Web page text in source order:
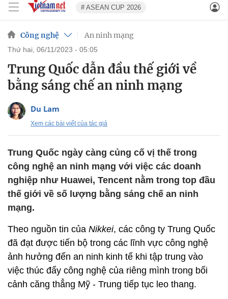
# ASEAN CUP 2026
Công nghệ An ninh mạng
thứ hai, 06/11/2023 - 05:05
Trung Quốc dẫn đầu thế giới về
bằng sáng chế an ninh mạng
Du Lam
Xem các bài viết của tác giả
Trung Quốc ngày càng củng cố vị thế trong
công nghệ an ninh mạng với việc các doanh
nghiệp như Huawei, Tencent nằm trong top đầu
thế giới về số lượng bằng sáng chế an ninh
mạng.
Theo nguồn tin của Nikkei, các công ty Trung Quốc
đã đạt được tiến bộ trong các lĩnh vực công nghệ
ảnh hưởng đến an ninh kinh tế khi tập trung vào
việc thúc đẩy công nghệ của riêng mình trong bối
cảnh căng thẳng Mỹ - Trung tiếp tục leo thang.